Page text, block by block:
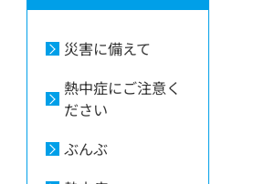
災害に備えて
熱中症にご注意く
ださい
ぶんぶ